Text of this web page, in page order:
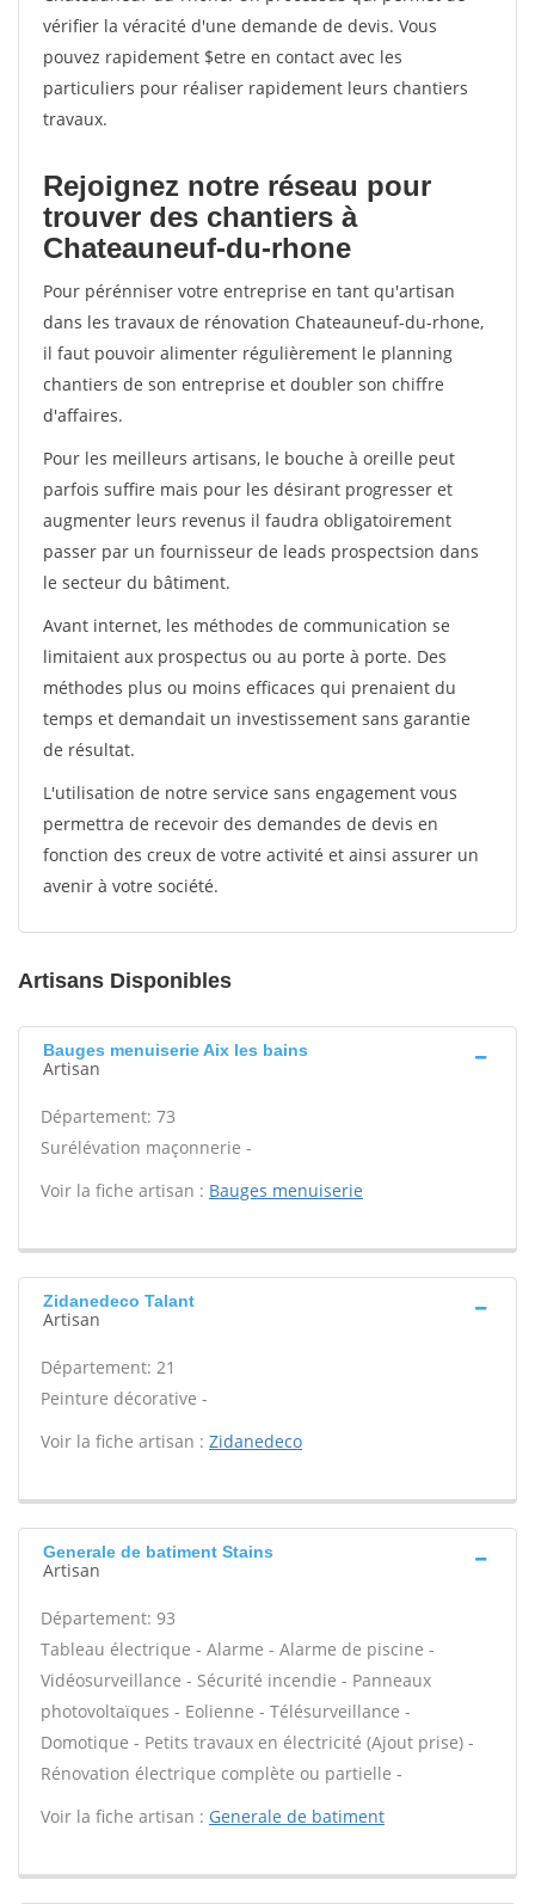
vérifier la véracité d'une demande de devis. Vous
pouvez rapidement $etre en contact avec les
particuliers pour réaliser rapidement leurs chantiers
travaux.
Rejoignez notre réseau pour
trouver des chantiers à
Chateauneuf-du-rhone
Pour pérénniser votre entreprise en tant qu'artisan
dans les travaux de rénovation Chateauneuf-du-rhone,
il faut pouvoir alimenter régulièrement le planning
chantiers de son entreprise et doubler son chiffre
d'affaires.
Pour les meilleurs artisans, le bouche à oreille peut
parfois suffire mais pour les désirant progresser et
augmenter leurs revenus il faudra obligatoirement
passer par un fournisseur de leads prospectsion dans
le secteur du bâtiment.
Avant internet, les méthodes de communication se
limitaient aux prospectus ou au porte à porte. Des
méthodes plus ou moins efficaces qui prenaient du
temps et demandait un investissement sans garantie
de résultat.
L'utilisation de notre service sans engagement vous
permettra de recevoir des demandes de devis en
fonction des creux de votre activité et ainsi assurer un
avenir à votre société.
Artisans Disponibles
Bauges menuiserie Aix les bains
Artisan
Département: 73
Surélévation maçonnerie -
Voir la fiche artisan : Bauges menuiserie
Zidanedeco Talant
Artisan
Département: 21
Peinture décorative -
Voir la fiche artisan : Zidanedeco
Generale de batiment Stains
Artisan
Département: 93
Tableau électrique - Alarme - Alarme de piscine -
Vidéosurveillance - Sécurité incendie - Panneaux
photovoltaïques - Eolienne - Télésurveillance -
Domotique - Petits travaux en électricité (Ajout prise) -
Rénovation électrique complète ou partielle -
Voir la fiche artisan : Generale de batiment